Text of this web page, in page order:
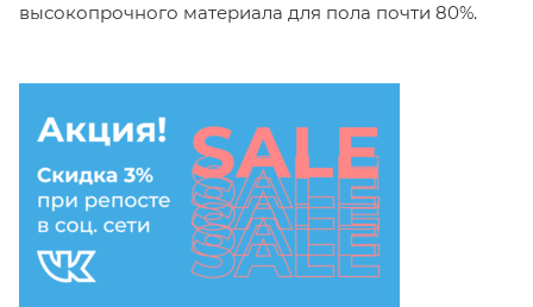
высокопрочного материала для пола почти 80%.